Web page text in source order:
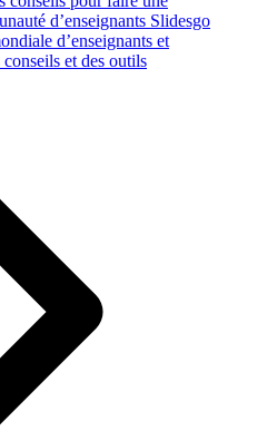
d’enseignants Slidesgo
d’enseignants et
et des outils